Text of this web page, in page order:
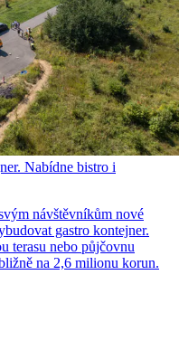
Nabídne bistro i
návštěvníkům nové
gastro kontejner.
terasu nebo půjčovnu
na 2,6 milionu korun.